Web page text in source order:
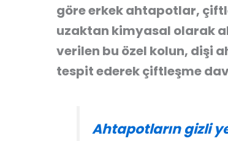
göre erkek ahtapotlar,
uzaktan kimyasal olarak
verilen bu özel kolun, dişi
tespit ederek çiftleşme
Ahtapotların gizli